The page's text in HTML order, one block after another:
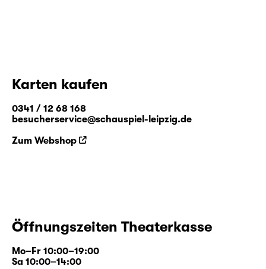
Karten kaufen
0341 / 12 68 168
besucherservice@schauspiel-leipzig.de
Zum Webshop
Öffnungszeiten Theaterkasse
Mo–Fr 10:00–19:00
Sa 10:00–14:00